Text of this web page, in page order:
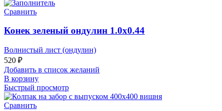
Сравнить
Конек зеленый ондулин 1.0х0.44
Волнистый лист (ондулин)
520 ₽
Добавить в список желаний
В корзину
Быстрый просмотр
Сравнить